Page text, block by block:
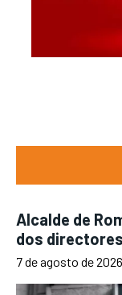
Alcalde de
dos
7 de agosto de 2026